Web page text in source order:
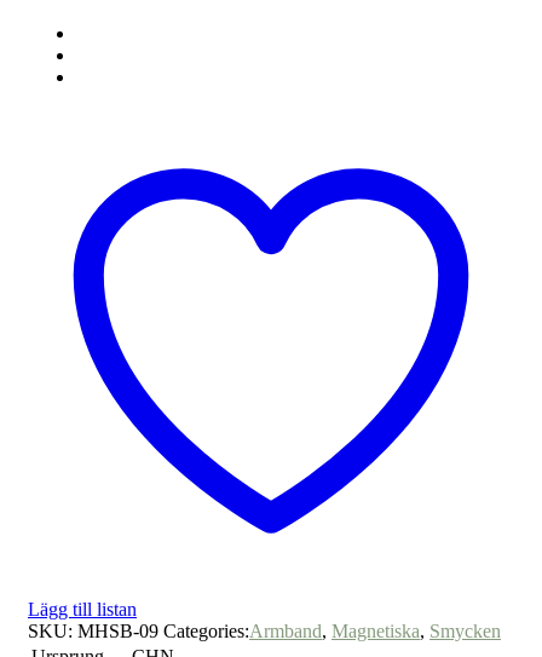
Turkos
quantity
Lägg till listan
SKU: MHSB-09 Categories:Armband, Magnetiska, Smycken